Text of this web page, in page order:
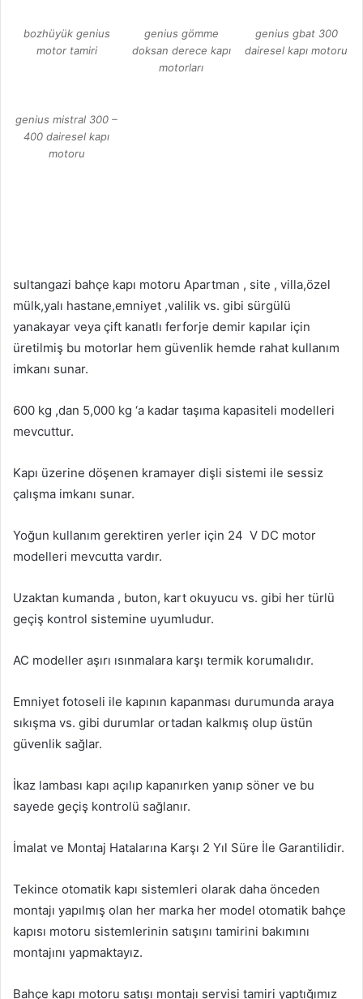
bozhüyük genius
motor tamiri
genius gömme
doksan derece kapı
motorları
genius gbat 300
dairesel kapı motoru
genius mistral 300 –
400 dairesel kapı
motoru
sultangazi bahçe kapı motoru Apartman , site , villa,özel
mülk,yalı hastane,emniyet ,valilik vs. gibi sürgülü
yanakayar veya çift kanatlı ferforje demir kapılar için
üretilmiş bu motorlar hem güvenlik hemde rahat kullanım
imkanı sunar.
600 kg ,dan 5,000 kg ‘a kadar taşıma kapasiteli modelleri
mevcuttur.
Kapı üzerine döşenen kramayer dişli sistemi ile sessiz
çalışma imkanı sunar.
Yoğun kullanım gerektiren yerler için 24 V DC motor
modelleri mevcutta vardır.
Uzaktan kumanda , buton, kart okuyucu vs. gibi her türlü
geçiş kontrol sistemine uyumludur.
AC modeller aşırı ısınmalara karşı termik korumalıdır.
Emniyet fotoseli ile kapının kapanması durumunda araya
sıkışma vs. gibi durumlar ortadan kalkmış olup üstün
güvenlik sağlar.
İkaz lambası kapı açılıp kapanırken yanıp söner ve bu
sayede geçiş kontrolü sağlanır.
İmalat ve Montaj Hatalarına Karşı 2 Yıl Süre İle Garantilidir.
Tekince otomatik kapı sistemleri olarak daha önceden
montajı yapılmış olan her marka her model otomatik bahçe
kapısı motoru sistemlerinin satışını tamirini bakımını
montajını yapmaktayız.
Bahçe kapı motoru satışı montajı servisi tamiri yaptığımız